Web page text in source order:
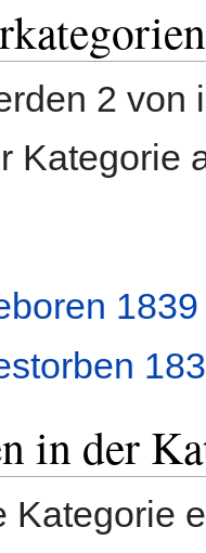
2 von
Kategorie
1839
in der
Kategorie